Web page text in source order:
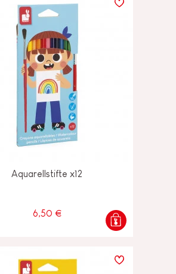
Aquarellstifte x12
6,50 €